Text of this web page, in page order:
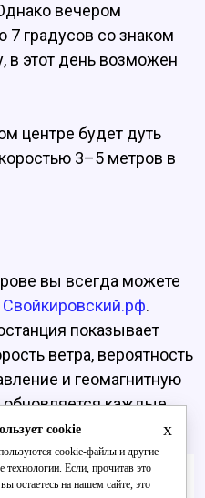
вечером
7 градусов со знаком
в этот день возможен
центре будет дуть
3–5 метров в
вы всегда можете
Свойкировский.рф.
показывает
ветра, вероятность
и геомагнитную
каждые
x
cookie
cookie-файлы и другие
технологии. Если, прочитав это
остаетесь на нашем сайте, это